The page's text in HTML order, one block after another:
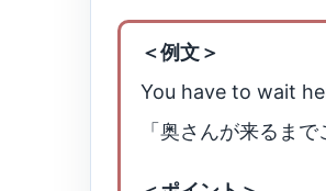
＜例文＞
You have to wait
「奥さんが来るま